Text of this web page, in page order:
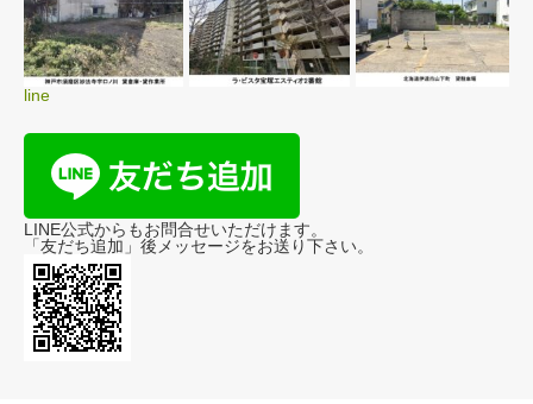
line
LINE公式からもお問合せいただけます。
「友だち追加」後メッセージをお送り下さい。